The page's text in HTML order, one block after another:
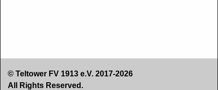
© Teltower FV 1913 e.V. 2017-2026
All Rights Reserved.